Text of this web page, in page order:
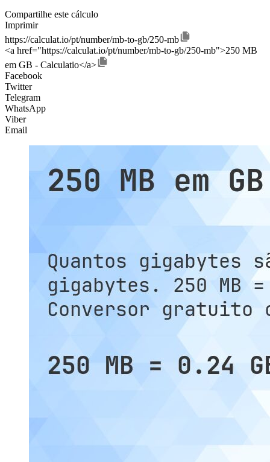
Compartilhe este cálculo
Imprimir
https://calculat.io/pt/number/mb-to-gb/250-mb
<a href="https://calculat.io/pt/number/mb-to-gb/250-mb">250 MB
em GB - Calculatio</a>
Facebook
Twitter
Telegram
WhatsApp
Viber
Email